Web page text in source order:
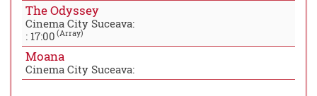
The Odyssey
Cinema City Suceava:
: 17:00 (Array)
Moana
Cinema City Suceava: